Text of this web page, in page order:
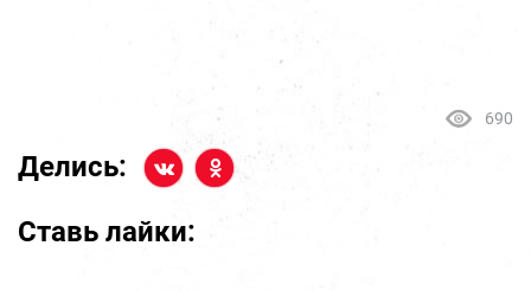
690
Делись:
Ставь лайки: